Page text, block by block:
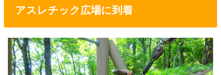
アスレチック広場に到着